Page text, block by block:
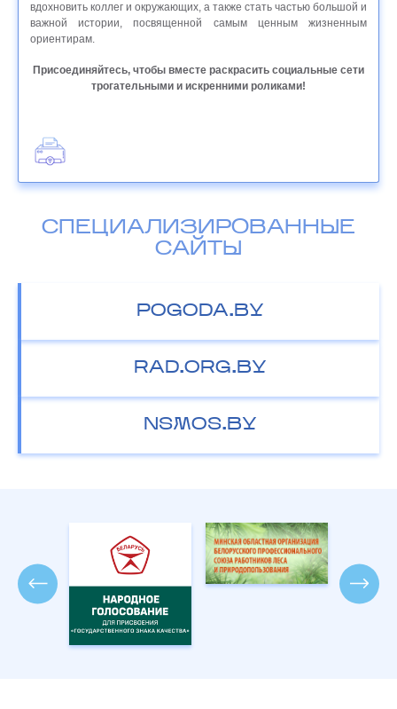
вдохновить коллег и окружающих, а также стать частью большой и
важной истории, посвященной самым ценным жизненным
ориентирам.
Присоединяйтесь, чтобы вместе раскрасить социальные сети
трогательными и искренними роликами!
СПЕЦИАЛИЗИРОВАННЫЕ
САЙТЫ
POGODA.BY
RAD.ORG.BY
NSMOS.BY